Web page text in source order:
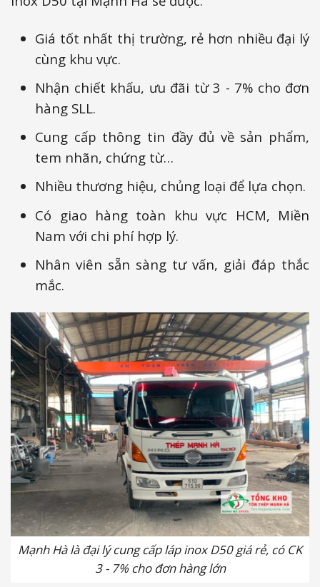
Giá tốt nhất thị trường, rẻ hơn nhiều đại lý
cùng khu vực.
Nhận chiết khấu, ưu đãi từ 3 - 7% cho đơn
hàng SLL.
Cung cấp thông tin đầy đủ về sản phẩm,
tem nhãn, chứng từ…
Nhiều thương hiệu, chủng loại để lựa chọn.
Có giao hàng toàn khu vực HCM, Miền
Nam với chi phí hợp lý.
Nhân viên sẵn sàng tư vấn, giải đáp thắc
mắc.
Mạnh Hà là đại lý cung cấp láp inox D50 giá rẻ, có CK
3 - 7% cho đơn hàng lớn